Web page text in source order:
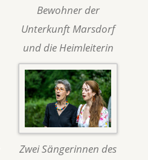
Bewohner der
Unterkunft Marsdorf
und die Heimleiterin
Zwei Sängerinnen des